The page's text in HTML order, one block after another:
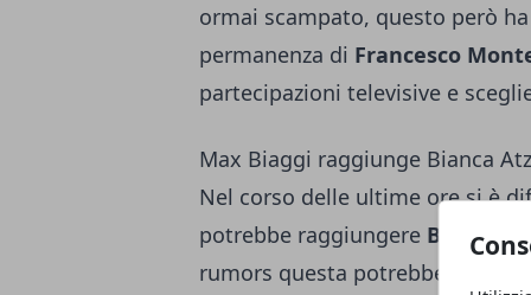
ormai scampato, questo però
permanenza di Francesco
partecipazioni televisive e
Max Biaggi raggiunge Bianca
Nel corso delle ultime ore si è
potrebbe raggiungere Bianca
rumors questa potrebbe essere